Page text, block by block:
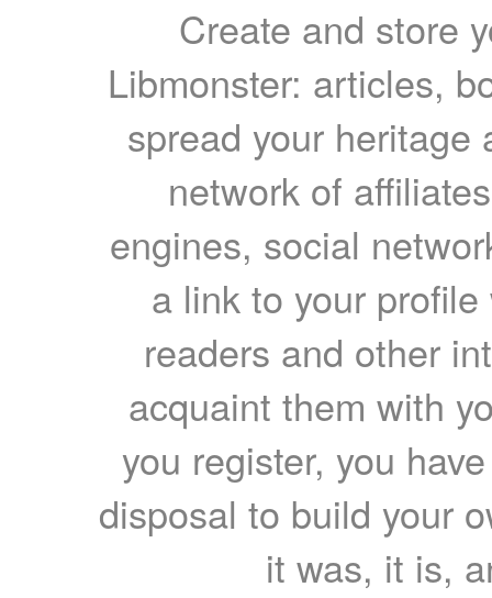
Create and store
Libmonster: articles,
spread your heritage
network of
engines, social
a link to your
readers and other
acquaint them with
you register, you
disposal to build your
it was, it is,